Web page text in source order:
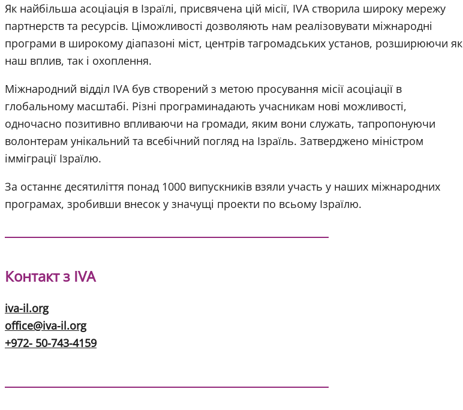
Як найбільша асоціація в Ізраїлі, присвячена цій місії, IVA створила широку мережу
партнерств та ресурсів. Ціможливості дозволяють нам реалізовувати міжнародні
програми в широкому діапазоні міст, центрів тагромадських установ, розширюючи як
наш вплив, так і охоплення.
Міжнародний відділ IVA був створений з метою просування місії асоціації в
глобальному масштабі. Різні програминадають учасникам нові можливості,
одночасно позитивно впливаючи на громади, яким вони служать, тапропонуючи
волонтерам унікальний та всебічний погляд на Ізраїль. Затверджено міністром
імміграції Ізраїлю.
За останнє десятиліття понад 1000 випускників взяли участь у наших міжнародних
програмах, зробивши внесок у значущі проекти по всьому Ізраїлю.
Контакт з IVA
iva-il.org
office@iva-il.org
+972- 50-743-4159